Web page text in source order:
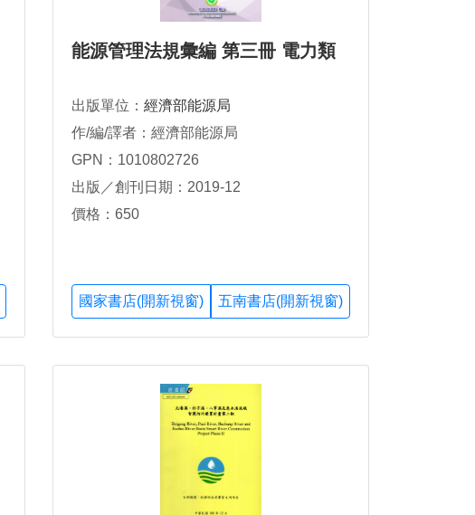
能源管理法規彙編 第三冊 電力類
出版單位： 經濟部能源局
作/編/譯者：經濟部能源局
GPN：1010802726
出版／創刊日期：2019-12
價格：650
國家書店(開新視窗) 五南書店(開新視窗)